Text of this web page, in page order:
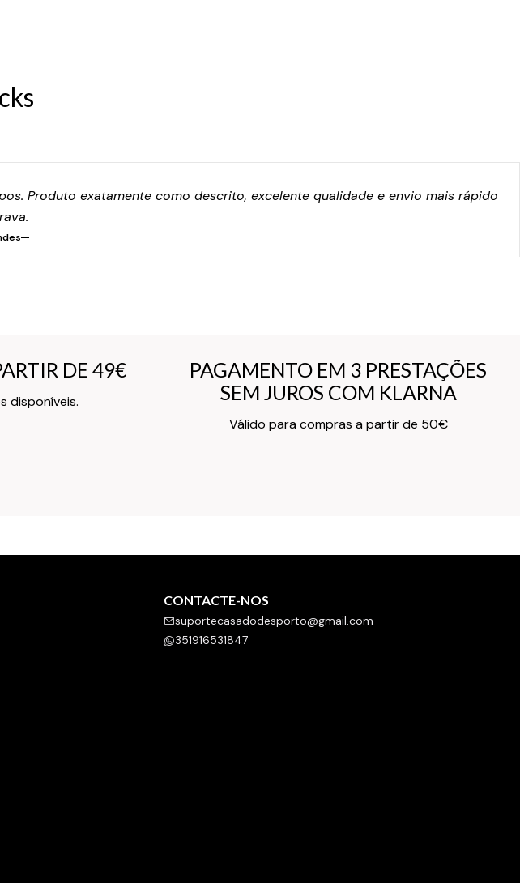
Produto exatamente como descrito, excelente qualidade e envio mais rápido
DE 49€
disponíveis.
DE 49€
de Informação
PAGAMENTO EM 3 PRESTAÇÕES
SEM JUROS COM KLARNA
Válido para compras a partir de 50€
PAGAMENTO EM 3 PRESTAÇÕES
SEM JUROS COM KLARNA
Texto do Verso do Cartão de Informação
CONTACTE-NOS
suportecasadodesporto@gmail.com
351916531847